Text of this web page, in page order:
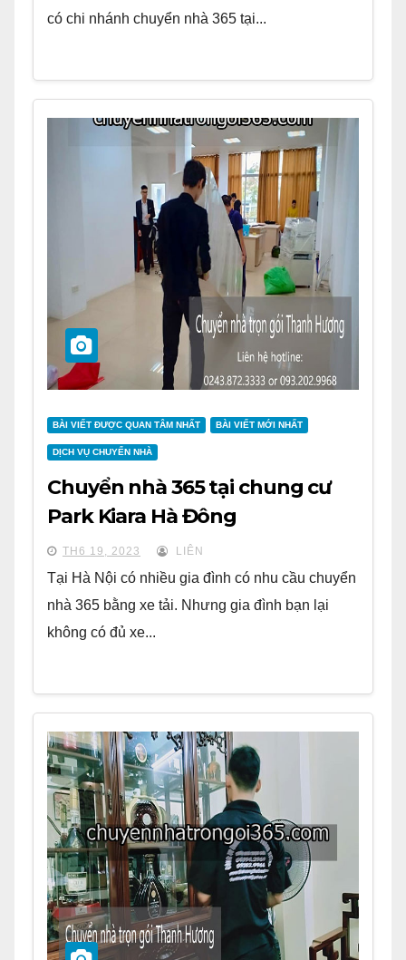
có chi nhánh chuyển nhà 365 tại...
BÀI VIẾT ĐƯỢC QUAN TÂM NHẤT BÀI VIẾT MỚI NHẤT
DỊCH VỤ CHUYỂN NHÀ
Chuyển nhà 365 tại chung cư
Park Kiara Hà Đông
TH6 19, 2023 LIÊN
Tại Hà Nội có nhiều gia đình có nhu cầu chuyển
nhà 365 bằng xe tải. Nhưng gia đình bạn lại
không có đủ xe...